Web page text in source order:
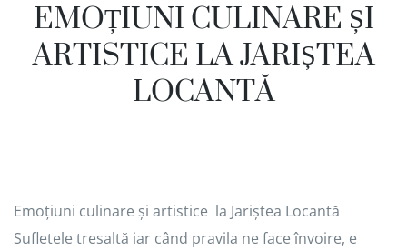
EMOȚIUNI CULINARE ȘI
ARTISTICE LA JARIȘTEA
LOCANTĂ
Emoțiuni culinare și artistice la Jariștea Locantă
Sufletele tresaltă iar când pravila ne face învoire, e